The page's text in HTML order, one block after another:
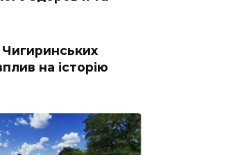
Чигиринських
на історію